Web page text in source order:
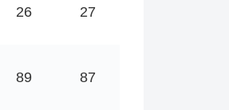
26 27
89 87